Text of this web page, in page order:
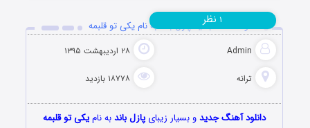
دانلود آهنگ جدید پازل باند به نام یکی تو قلبمه
Admin ۲۸ اردیبهشت ۱۳۹۵
ترانه ۱۸۷۷۸ بازدید
۱ نظر
دانلود آهنگ جدیدو بسیار زیبای پازل باندبه نامیکی تو قلبمه